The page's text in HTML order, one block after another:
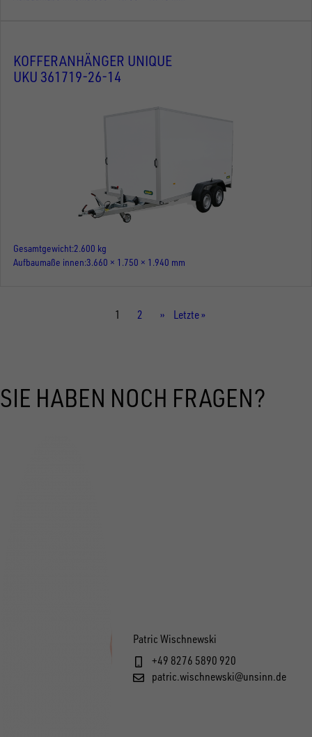
KOFFERANHÄNGER UNIQUE
UKU 361719-26-14
Gesamtgewicht 2.600 kg
Aufbaumaße innen 3.660 × 1.750 × 1.940 mm
Aktuelle
1 Seite
2
Nächste
››
Letzte
Letzte »
SIE HABEN NOCH FRAGEN?
Patric Wischnewski
+49 8276 5890 920
patric.wischnewski@unsinn.de